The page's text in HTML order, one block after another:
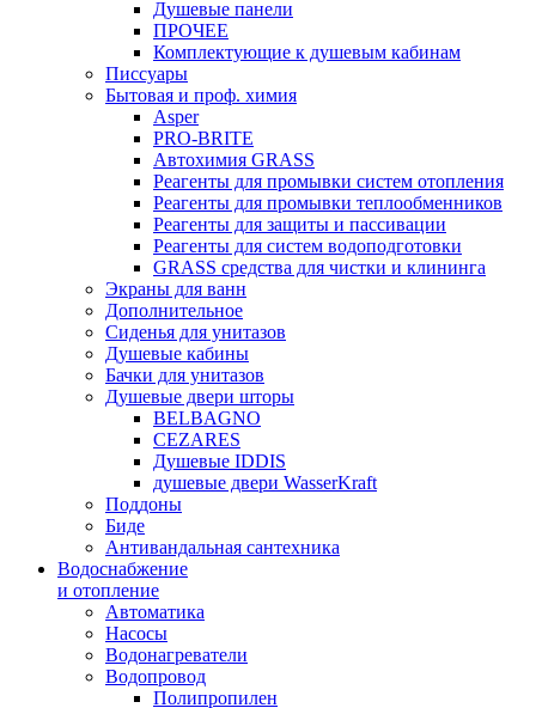
Душевые панели
ПРОЧЕЕ
Комплектующие к душевым кабинам
Писсуары
Бытовая и проф. химия
Asper
PRO-BRITE
Автохимия GRASS
Реагенты для промывки систем отопления
Реагенты для промывки теплообменников
Реагенты для защиты и пассивации
Реагенты для систем водоподготовки
GRASS средства для чистки и клининга
Экраны для ванн
Дополнительное
Сиденья для унитазов
Душевые кабины
Бачки для унитазов
Душевые двери шторы
BELBAGNO
CEZARES
Душевые IDDIS
душевые двери WasserKraft
Поддоны
Биде
Антивандальная сантехника
Водоснабжение
и отопление
Автоматика
Насосы
Водонагреватели
Водопровод
Полипропилен